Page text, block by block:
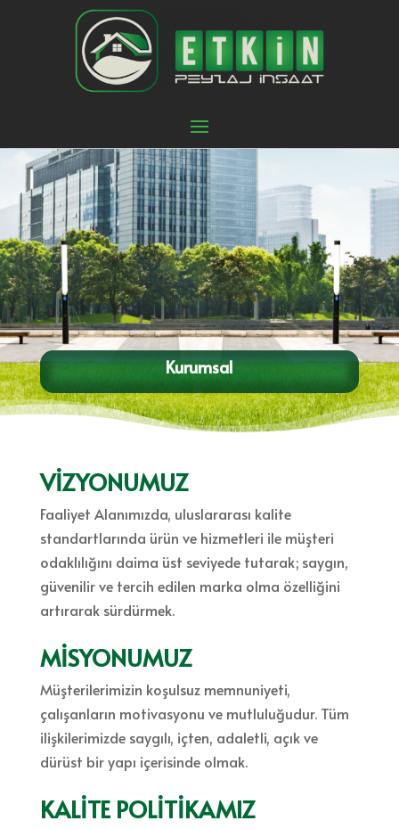
Kurumsal
VİZYONUMUZ
Faaliyet Alanımızda, uluslararası kalite
standartlarında ürün ve hizmetleri ile müşteri
odaklılığını daima üst seviyede tutarak; saygın,
güvenilir ve tercih edilen marka olma özelliğini
artırarak sürdürmek.
MİSYONUMUZ
Müşterilerimizin koşulsuz memnuniyeti,
çalışanların motivasyonu ve mutluluğudur. Tüm
ilişkilerimizde saygılı, içten, adaletli, açık ve
dürüst bir yapı içerisinde olmak.
KALİTE POLİTİKAMIZ